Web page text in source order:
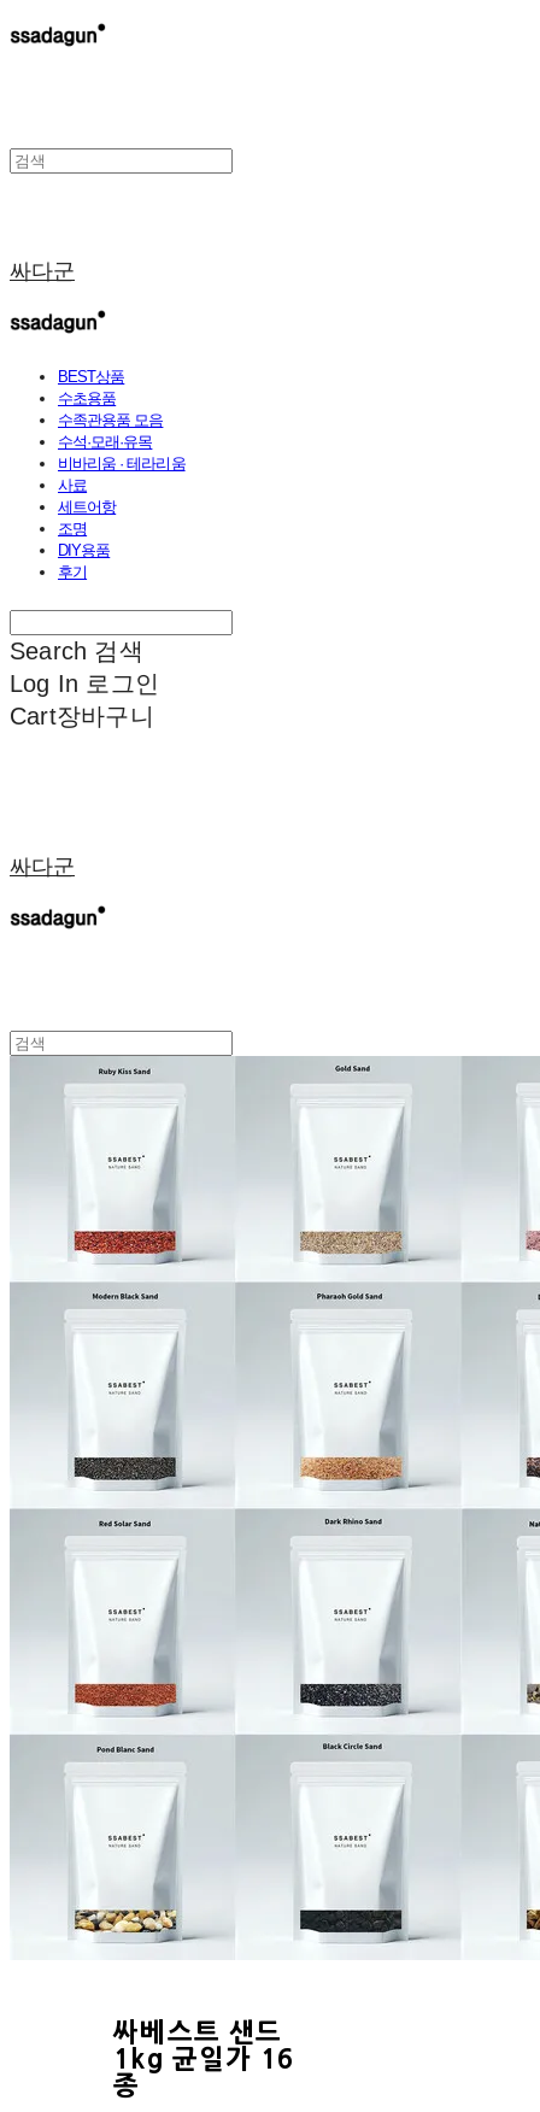
싸다군
BEST상품
수초용품
수족관용품 모음
수석·모래·유목
비바리움 · 테라리움
사료
세트어항
조명
DIY용품
후기
Search 검색
Log In 로그인
Cart장바구니
싸다군
싸베스트 샌드
1kg 균일가 16
종